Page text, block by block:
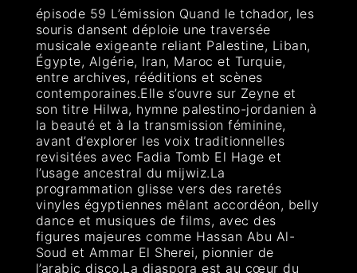
épisode 59 L’émission Quand le tchador, les
souris dansent déploie une traversée
musicale exigeante reliant Palestine, Liban,
Égypte, Algérie, Iran, Maroc et Turquie,
entre archives, rééditions et scènes
contemporaines.Elle s’ouvre sur Zeyne et
son titre Hilwa, hymne palestino-jordanien à
la beauté et à la transmission féminine,
avant d’explorer les voix traditionnelles
revisitées avec Fadia Tomb El Hage et
l’usage ancestral du mijwiz.La
programmation glisse vers des raretés
vinyles égyptiennes mêlant accordéon, belly
dance et musiques de films, avec des
figures majeures comme Hassan Abu Al-
Soud et Ammar El Sherei, pionnier de
l’arabic disco.La diaspora est au cœur du